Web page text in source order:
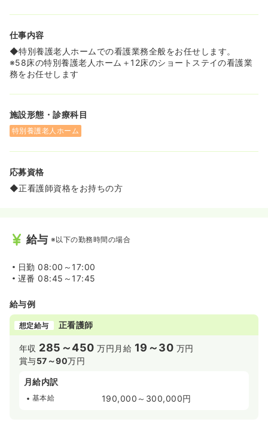
仕事内容
◆特別養護老人ホームでの看護業務全般をお任せします。
※58床の特別養護老人ホーム＋12床のショートステイの看護業
務をお任せします
施設形態・診療科目
特別養護老人ホーム
応募資格
◆正看護師資格をお持ちの方
給与 ※以下の勤務時間の場合
日勤 08:00～17:00
遅番 08:45～17:45
給与例
想定給与 正看護師
年収 285～450 万円 月給 19～30 万円
賞与57～90万円
月給内訳
基本給 190,000～300,000円